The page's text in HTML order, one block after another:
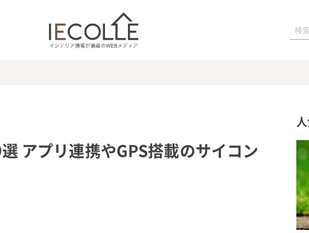
アプリ連携やGPS搭載のサイコン